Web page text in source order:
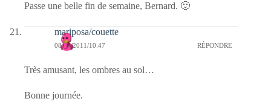
Passe une belle fin de semaine, Bernard. 🙂
mariposa/couette
08/10/2011/10:47 RÉPONDRE
Très amusant, les ombres au sol…
Bonne journée.